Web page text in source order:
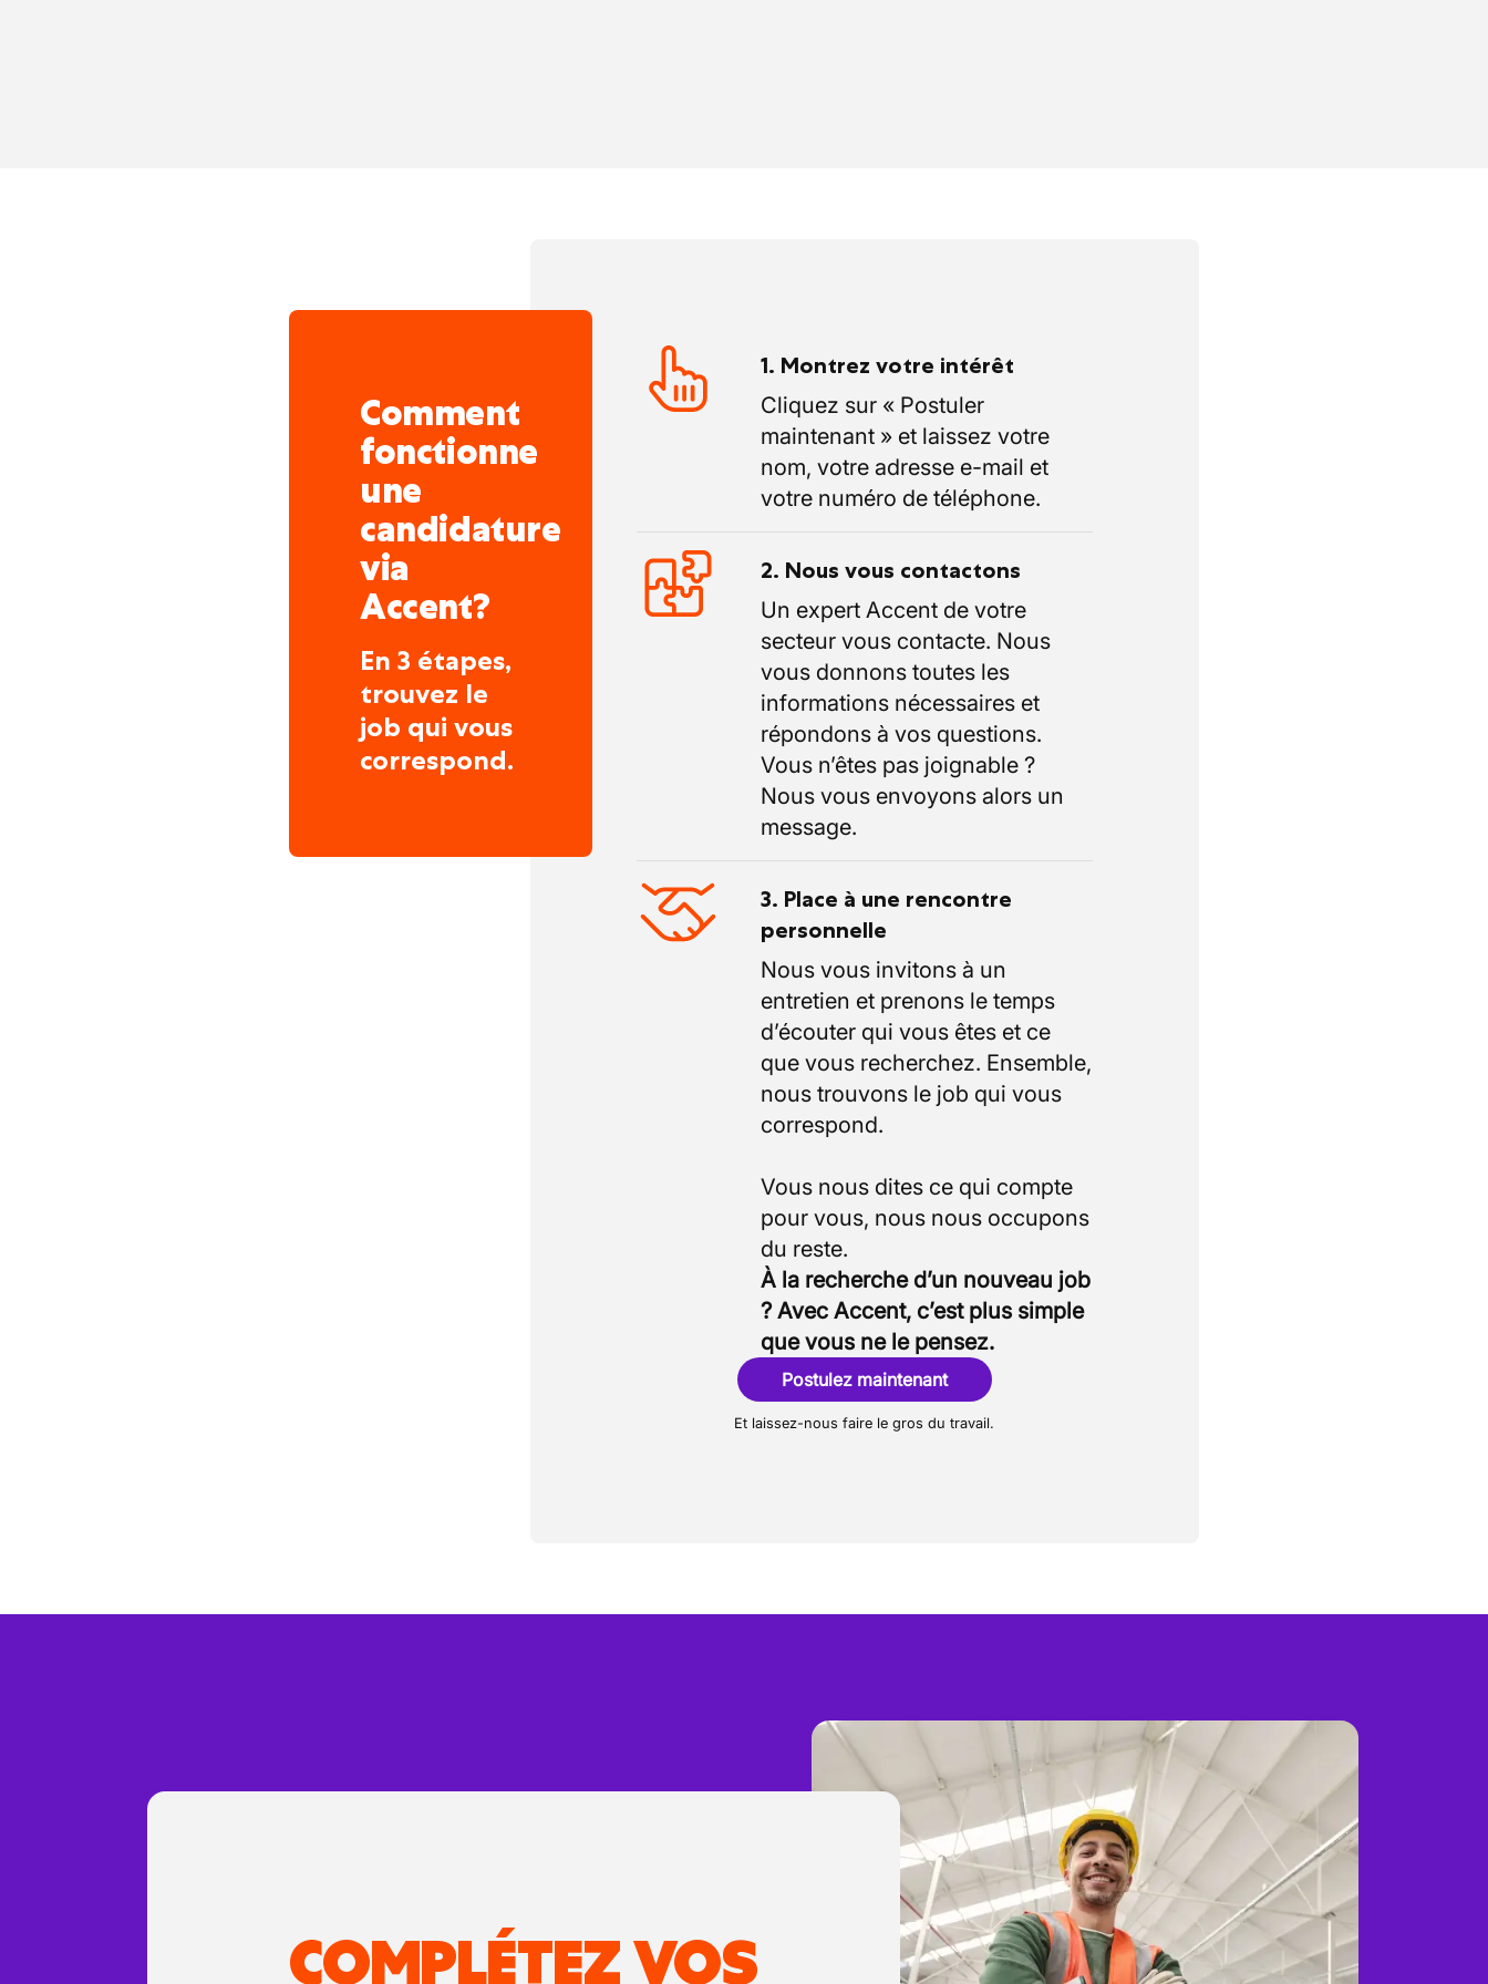
Comment
fonctionne
une
candidature
via
Accent?
En 3 étapes,
trouvez le
job qui vous
correspond.
1. Montrez votre intérêt
Cliquez sur « Postuler
maintenant » et laissez votre
nom, votre adresse e-mail et
votre numéro de téléphone.
2. Nous vous contactons
Un expert Accent de votre
secteur vous contacte. Nous
vous donnons toutes les
informations nécessaires et
répondons à vos questions.
Vous n’êtes pas joignable ?
Nous vous envoyons alors un
message.
3. Place à une rencontre
personnelle
Nous vous invitons à un
entretien et prenons le temps
d’écouter qui vous êtes et ce
que vous recherchez. Ensemble,
nous trouvons le job qui vous
correspond.
Vous nous dites ce qui compte
pour vous, nous nous occupons
À la recherche d’un nouveau job
? Avec Accent, c’est plus simple
que vous ne le pensez.
Postulez maintenant
Et laissez-nous faire le gros du travail.
COMPLÉTEZ VOS